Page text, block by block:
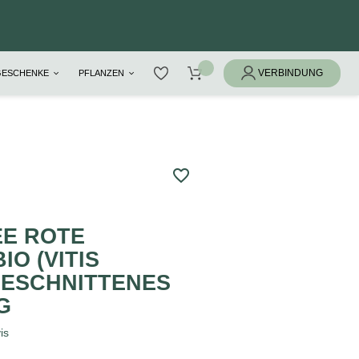
PFLANZEN
favorite_border
ROTE
(VITIS